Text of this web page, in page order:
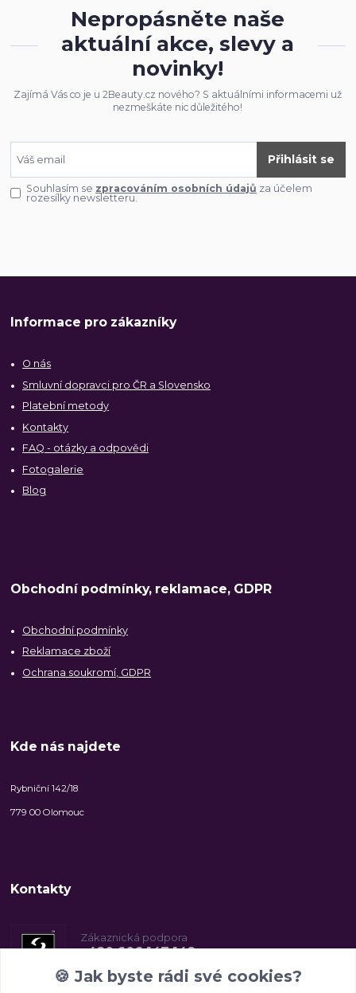
Nepropásněte naše
aktuální akce, slevy a
novinky!
Zajímá Vás co je u 2Beauty.cz nového? S aktuálními informacemi už
nezmeškáte nic důležitého!
Přihlásit se
Souhlasím se zpracováním osobních údajů za účelem
rozesílky newsletteru.
Informace pro zákazníky
O nás
Smluvní dopravci pro ČR a Slovensko
Platební metody
Kontakty
FAQ - otázky a odpovědi
Fotogalerie
Blog
Obchodní podmínky, reklamace, GDPR
Obchodní podmínky
Reklamace zboží
Ochrana soukromí, GDPR
Kde nás najdete
Rybniční 142/18
779 00 Olomouc
Kontakty
Zákaznická podpora
+420 606 147 142
(Po-Pá, 8-16.30 hod.)
🍪 Jak byste rádi své cookies?